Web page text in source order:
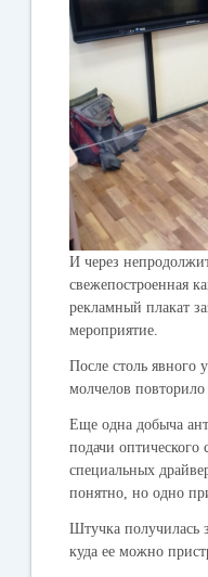
И через
свежепостроенная
рекламный плакат
мероприятие.
После столь явного
молчелов
Еще одна добыча
подачи оптического
специальных
понятно, но одно
Штучка получилась
куда ее можно